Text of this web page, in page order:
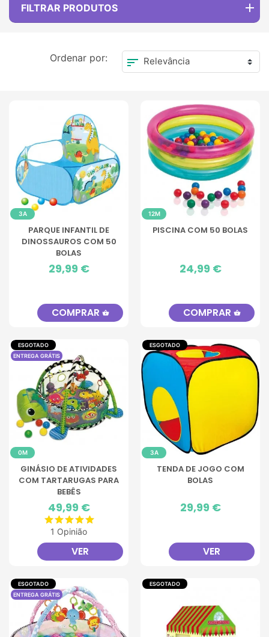
FILTRAR PRODUTOS
Ordenar por: sort
3A
PARQUE INFANTIL DE
DINOSSAUROS COM 50
BOLAS
Preço
29,99 €
COMPRAR shopping_basket
12M
PISCINA COM 50 BOLAS
Preço
24,99 €
COMPRAR shopping_basket
ESGOTADO
ENTREGA GRÁTIS
0M
GINÁSIO DE ATIVIDADES
COM TARTARUGAS PARA
BEBÊS
Preço
49,99 €
1 Opinião
VER
ESGOTADO
3A
TENDA DE JOGO COM
BOLAS
Preço
29,99 €
VER
ESGOTADO
ENTREGA GRÁTIS
ESGOTADO